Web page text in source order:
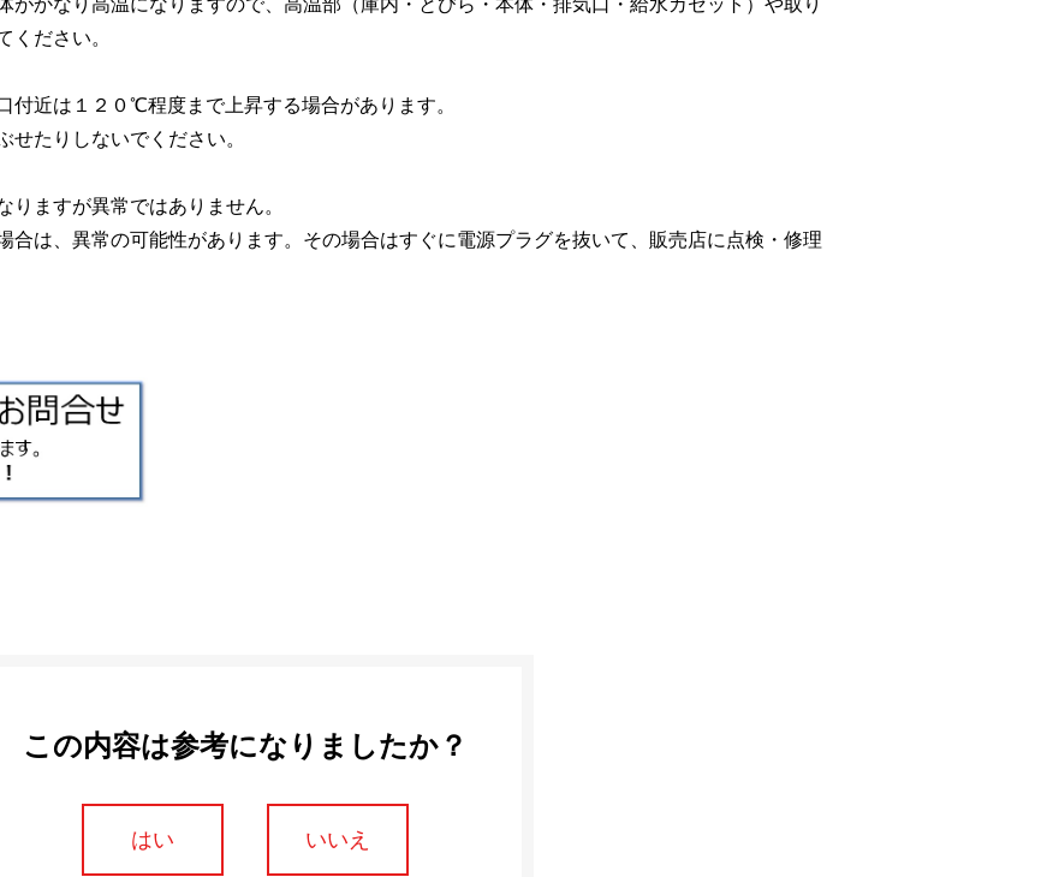
がかなり高温になりますので、高温部（庫内・とびら・本体・排気口・給水カセット）や取り
ください。
付近は１２０℃程度まで上昇する場合があります。
たりしないでください。
りますが異常ではありません。
合は、異常の可能性があります。その場合はすぐに電源プラグを抜いて、販売店に点検・修理
この内容は参考になりましたか？
はい いいえ